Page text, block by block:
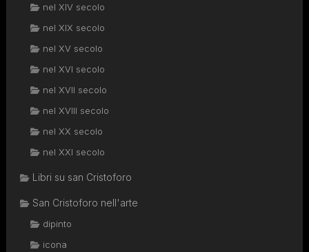
nel XIV secolo
nel XIX secolo
nel XV secolo
nel XVI secolo
nel XVII secolo
nel XVIII secolo
nel XX secolo
nel XXI secolo
Libri su san Cristoforo
San Cristoforo nell'arte
dipinto
icona